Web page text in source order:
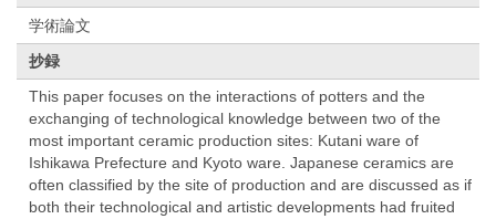
学術論文
抄録
This paper focuses on the interactions of potters and the
exchanging of technological knowledge between two of the
most important ceramic production sites: Kutani ware of
Ishikawa Prefecture and Kyoto ware. Japanese ceramics are
often classified by the site of production and are discussed as if
both their technological and artistic developments had fruited